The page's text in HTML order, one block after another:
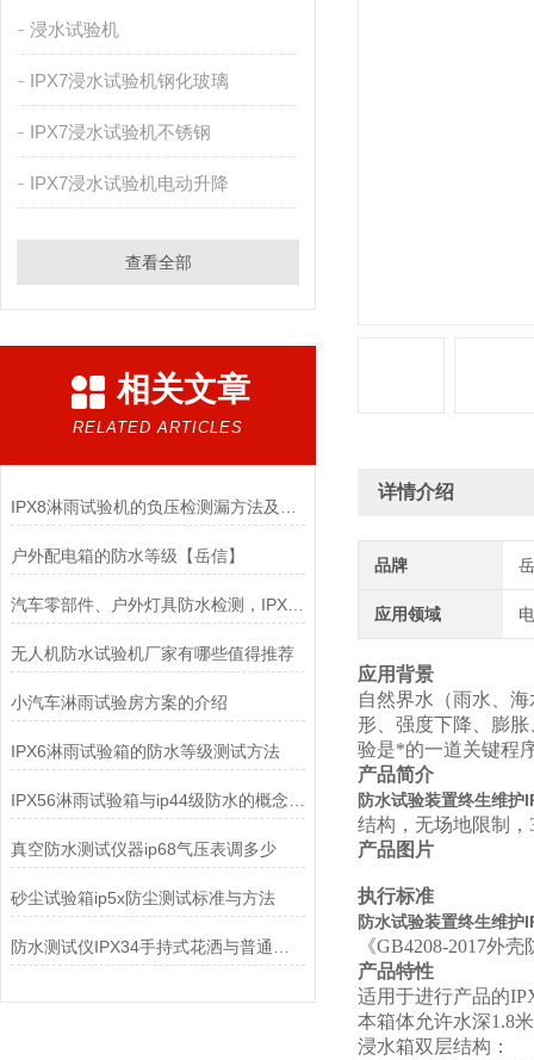
浸水试验机
IPX7浸水试验机钢化玻璃
IPX7浸水试验机不锈钢
IPX7浸水试验机电动升降
查看全部
相关文章
RELATED ARTICLES
户外配电箱的防水等级【岳信】
汽车零部件、户外灯具防水检测，IPX56淋雨试验箱怎么选才实用？
无人机防水试验机厂家有哪些值得推荐
小汽车淋雨试验房方案的介绍
IPX6淋雨试验箱的防水等级测试方法
真空防水测试仪器ip68气压表调多少
砂尘试验箱ip5x防尘测试标准与方法
详情介绍
品牌
应用领域
应用背景
自然界水（雨水、
形、强度下降、膨
验是*的一道关键程
产品简介
防水试验装置终生维护
结构，无场地限制
产品图片
执行标准
防水试验装置终生维护
《GB4208-2017外
产品特性
适用于进行产品的
本箱体允许水深1.8
浸水箱双层结构：